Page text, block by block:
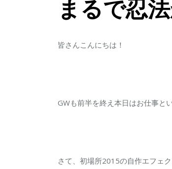
まるで忍
皆さんこんにちは！
GWも前半を終え本日はお仕事と
さて、初場所2015の自作エフェ